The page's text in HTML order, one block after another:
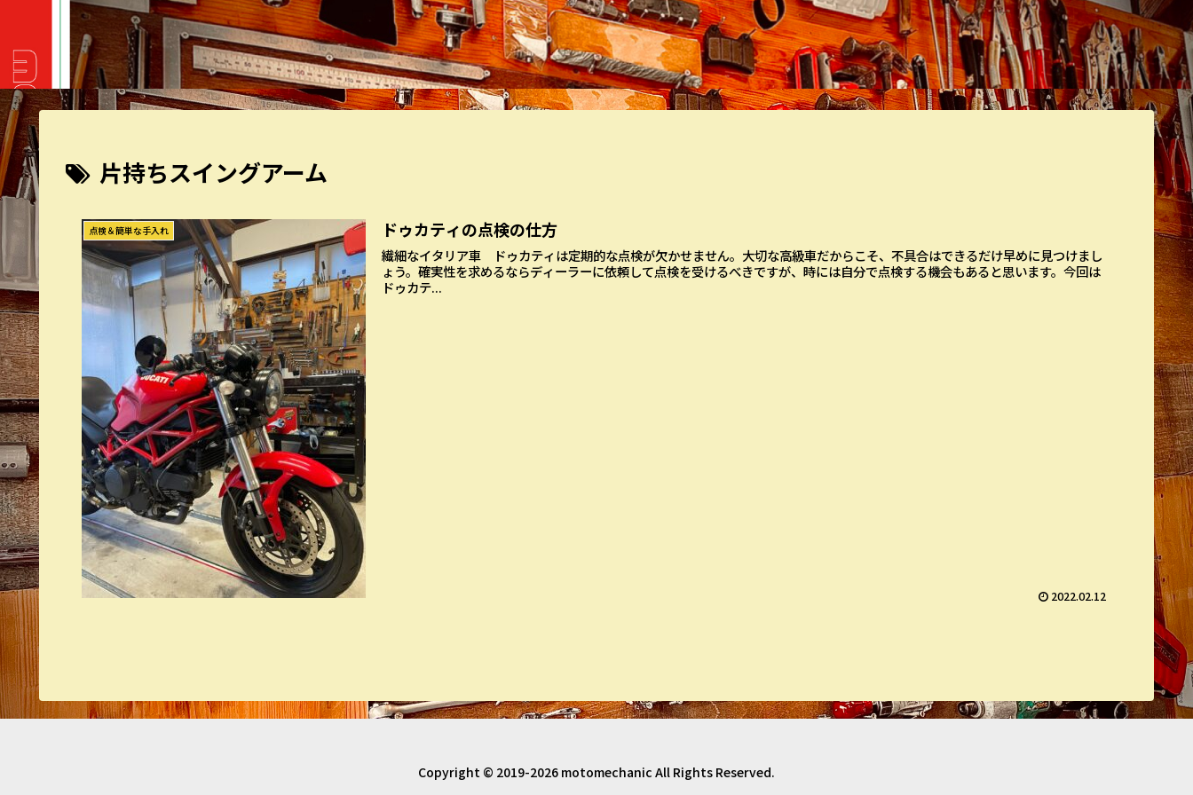
片持ちスイングアーム
点検＆簡単な手入れ ドゥカティの点検の仕方
繊細なイタリア車 ドゥカティは定期的な点検が欠かせません。大切な高級車だからこそ、不具合はできるだけ早めに見つけまし
ょう。確実性を求めるならディーラーに依頼して点検を受けるべきですが、時には自分で点検する機会もあると思います。今回は
ドゥカテ...
2022.02.12
Copyright © 2019-2026 motomechanic All Rights Reserved.